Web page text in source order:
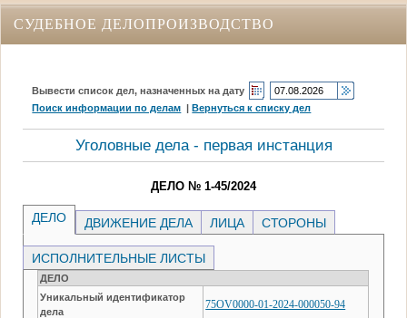
СУДЕБНОЕ ДЕЛОПРОИЗВОДСТВО
Вывести список дел, назначенных на дату
Поиск информации по делам |Вернуться к списку дел
Уголовные дела - первая инстанция
ДЕЛО № 1-45/2024
ДЕЛО ДВИЖЕНИЕ ДЕЛА ЛИЦА СТОРОНЫ
ИСПОЛНИТЕЛЬНЫЕ ЛИСТЫ
ДЕЛО
Уникальный идентификатор
дела
75OV0000-01-2024-000050-94